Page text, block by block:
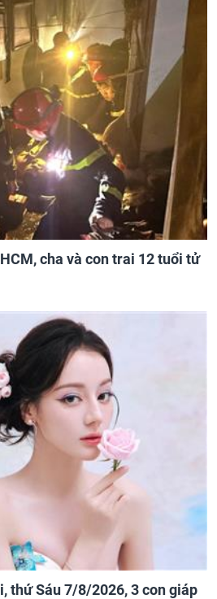
cha và con trai 12 tuổi tử
thứ Sáu 7/8/2026, 3 con giáp